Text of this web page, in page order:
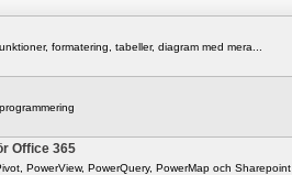
formatering, tabeller, diagram med mera...
Office 365
PowerView, PowerQuery, PowerMap och Sharepoint